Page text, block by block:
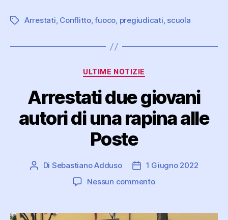
Tag Arrestati, Conflitto,fuoco, pregiudicati, scuola
Categorie
ULTIME NOTIZIE
Arrestati due giovani
autori di una rapina alle
Poste
Autore
Di Sebastiano Adduso
Data
dell'articolo
1 Giugno 2022
Nessun commentosu
giovani